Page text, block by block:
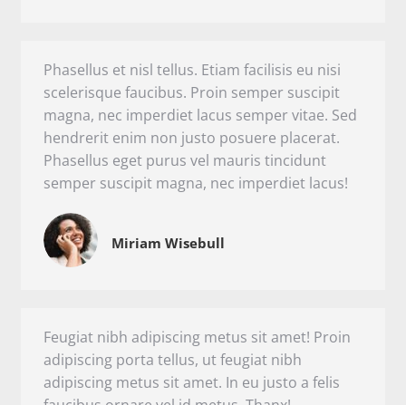
Phasellus et nisl tellus. Etiam facilisis eu nisi
scelerisque faucibus. Proin semper suscipit
magna, nec imperdiet lacus semper vitae. Sed
hendrerit enim non justo posuere placerat.
Phasellus eget purus vel mauris tincidunt
semper suscipit magna, nec imperdiet lacus!
Miriam Wisebull
Feugiat nibh adipiscing metus sit amet! Proin
adipiscing porta tellus, ut feugiat nibh
adipiscing metus sit amet. In eu justo a felis